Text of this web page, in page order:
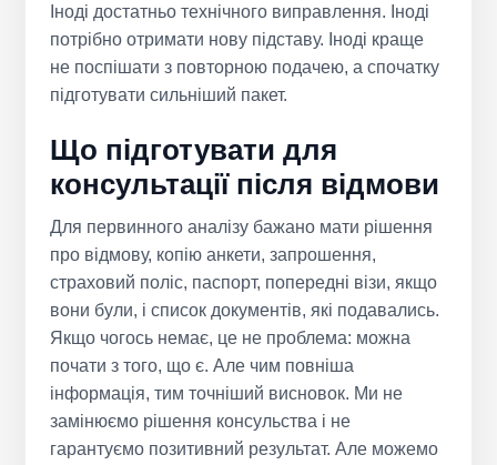
Іноді достатньо технічного виправлення. Іноді
потрібно отримати нову підставу. Іноді краще
не поспішати з повторною подачею, а спочатку
підготувати сильніший пакет.
Що підготувати для
консультації після відмови
Для первинного аналізу бажано мати рішення
про відмову, копію анкети, запрошення,
страховий поліс, паспорт, попередні візи, якщо
вони були, і список документів, які подавались.
Якщо чогось немає, це не проблема: можна
почати з того, що є. Але чим повніша
інформація, тим точніший висновок. Ми не
замінюємо рішення консульства і не
гарантуємо позитивний результат. Але можемо